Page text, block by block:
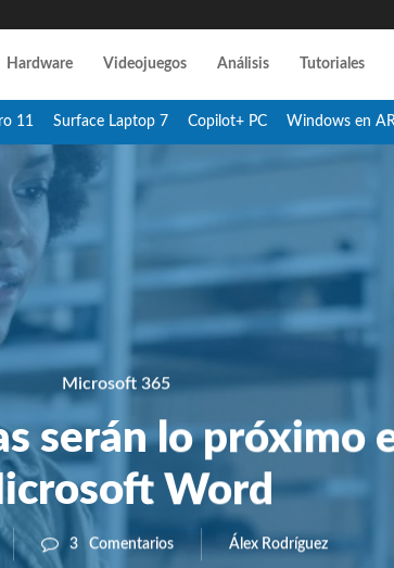
Hardware Videojuegos Análisis Tutoriales
11 Surface Laptop 7 Copilot+ PC Windows en
Microsoft 365
serán lo próximo
Word
3 Comentarios Álex Rodríguez